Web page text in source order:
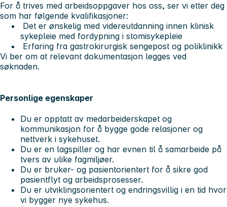
For å trives med arbeidsoppgaver hos oss, ser vi etter deg
som har følgende kvalifikasjoner:
Det er ønskelig med videreutdanning innen klinisk
sykepleie med fordypning i stomisykepleie
Erfaring fra gastrokirurgisk sengepost og poliklinikk
Vi ber om at relevant dokumentasjon legges ved
søknaden.
Personlige egenskaper
Du er opptatt av medarbeiderskapet og
kommunikasjon for å bygge gode relasjoner og
nettverk i sykehuset.
Du er en lagspiller og har evnen til å samarbeide på
tvers av ulike fagmiljøer.
Du er bruker- og pasientorientert for å sikre god
pasientflyt og arbeidsprosesser.
Du er utviklingsorientert og endringsvillig i en tid hvor
vi bygger nye sykehus.